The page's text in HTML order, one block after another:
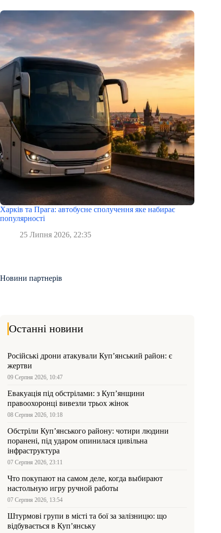
Харків та Прага: автобусне сполучення яке набирає
популярності
25 Липня 2026, 22:35
Новини партнерів
Останні новини
Російські дрони атакували Куп’янський район: є
жертви
09 Серпня 2026, 10:47
Евакуація під обстрілами: з Куп’янщини
правоохоронці вивезли трьох жінок
08 Серпня 2026, 10:18
Обстріли Куп’янського району: чотири людини
поранені, під ударом опинилася цивільна
інфраструктура
07 Серпня 2026, 23:11
Что покупают на самом деле, когда выбирают
настольную игру ручной работы
07 Серпня 2026, 13:54
Штурмові групи в місті та бої за залізницю: що
відбувається в Куп’янську